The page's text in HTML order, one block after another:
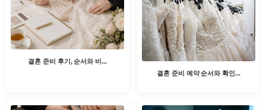
결혼 준비 후기, 순서와 비...
결혼 준비 예약 순서와 확인...